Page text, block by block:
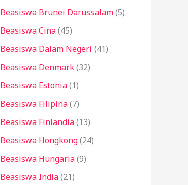
Beasiswa Brunei Darussalam(5)
Beasiswa Cina(45)
Beasiswa Dalam Negeri (41)
Beasiswa Denmark(32)
Beasiswa Estonia(1)
Beasiswa Filipina(7)
Beasiswa Finlandia(13)
Beasiswa Hongkong(24)
Beasiswa Hungaria(9)
Beasiswa India(21)